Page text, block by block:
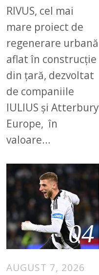
RIVUS, cel mai
mare proiect de
regenerare urbană
aflat în construcție
din țară, dezvoltat
de companiile
IULIUS și Atterbury
Europe, în
valoare…
04
AUGUST 7, 2026